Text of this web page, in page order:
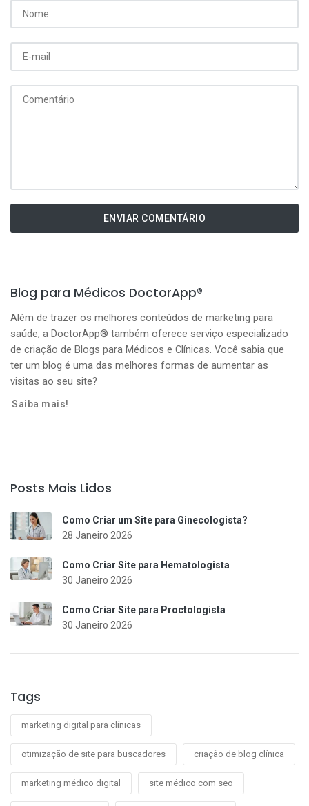
Blog para Médicos DoctorApp®
Além de trazer os melhores conteúdos de marketing para
saúde, a DoctorApp® também oferece serviço especializado
de criação de Blogs para Médicos e Clínicas. Você sabia que
ter um blog é uma das melhores formas de aumentar as
visitas ao seu site?
Saiba mais!
Posts Mais Lidos
Como Criar um Site para Ginecologista?
28 Janeiro 2026
Como Criar Site para Hematologista
30 Janeiro 2026
Como Criar Site para Proctologista
30 Janeiro 2026
Tags
marketing digital para clínicas
otimização de site para buscadores criação de blog clínica
marketing médico digital site médico com seo
ENVIAR COMENTÁRIO